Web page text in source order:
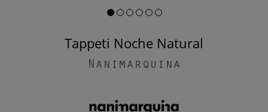
Tappeti Noche Natural
Nanimarquina